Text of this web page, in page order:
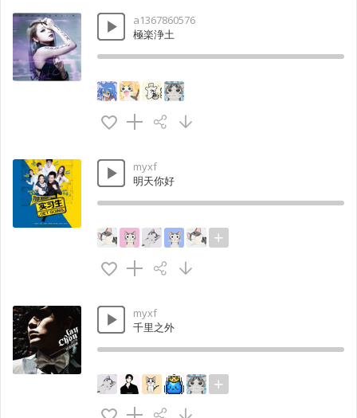
a1367860576
極楽浄土
myxf
明天你好
myxf
千里之外